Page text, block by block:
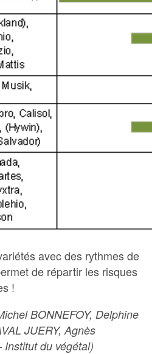
avec des rythmes de
de répartir les risques
!
BONNEFOY, Delphine
JUERY, Agnès
Institut du végétal)